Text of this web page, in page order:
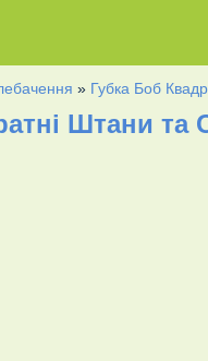
» Губка Боб
Штани та